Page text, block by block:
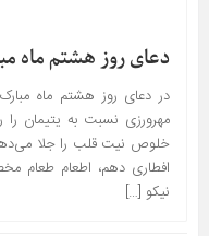
دعای روز هشتم ماه
در دعای روز هشتم ماه
مهرورزی نسبت به یتیمان را
خلوص نیت قلب را جلا
افطاری دهم، اطعام طعام
نیکو […]